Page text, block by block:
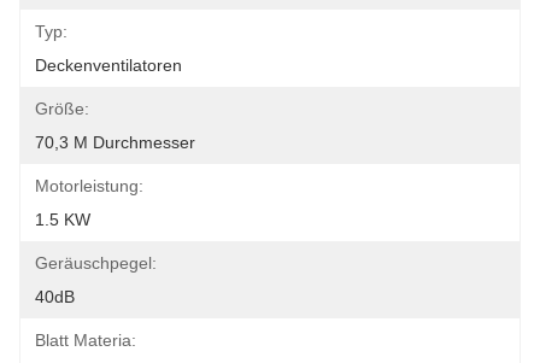
Typ:
Deckenventilatoren
Größe:
70,3 M Durchmesser
Motorleistung:
1.5 KW
Geräuschpegel:
40dB
Blatt Materia: